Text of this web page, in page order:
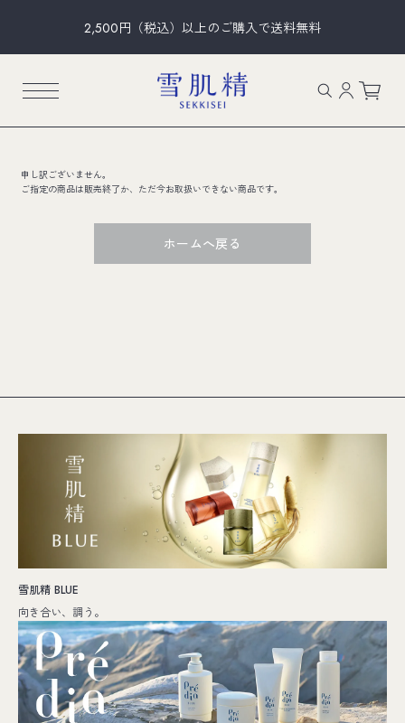
2,500円（税込）以上のご購入で送料無料
申し訳ございません。
ご指定の商品は販売終了か、ただ今お取扱いできない商品です。
ホームへ戻る
雪肌精 BLUE
向き合い、調う。